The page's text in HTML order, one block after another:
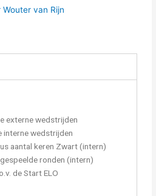
Wouter van Rijn
externe wedstrijden
interne wedstrijden
aantal keren Zwart (intern)
ronden (intern)
de Start ELO